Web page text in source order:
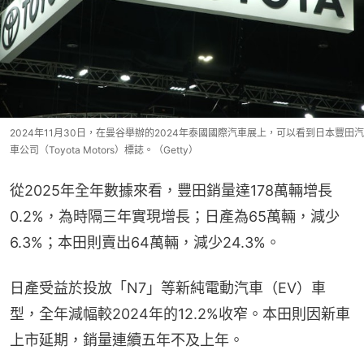
2024年11月30日，在曼谷舉辦的2024年泰國國際汽車展上，可以看到日本豐田汽
車公司（Toyota Motors）標誌。（Getty）
從2025年全年數據來看，豐田銷量達178萬輛增長
0.2%，為時隔三年實現增長；日產為65萬輛，減少
6.3%；本田則賣出64萬輛，減少24.3%。
日產受益於投放「N7」等新純電動汽車（EV）車
型，全年減幅較2024年的12.2%收窄。本田則因新車
上市延期，銷量連續五年不及上年。